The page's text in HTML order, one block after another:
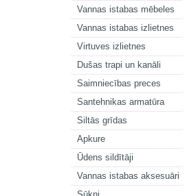
Vannas istabas mēbeles
Vannas istabas izlietnes
Virtuves izlietnes
Dušas trapi un kanāli
Saimniecības preces
Santehnikas armatūra
Siltās grīdas
Apkure
Ūdens sildītāji
Vannas istabas aksesuāri